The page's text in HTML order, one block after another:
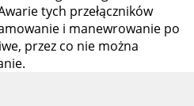
tych przełączników
i manewrowanie po
przez co nie można